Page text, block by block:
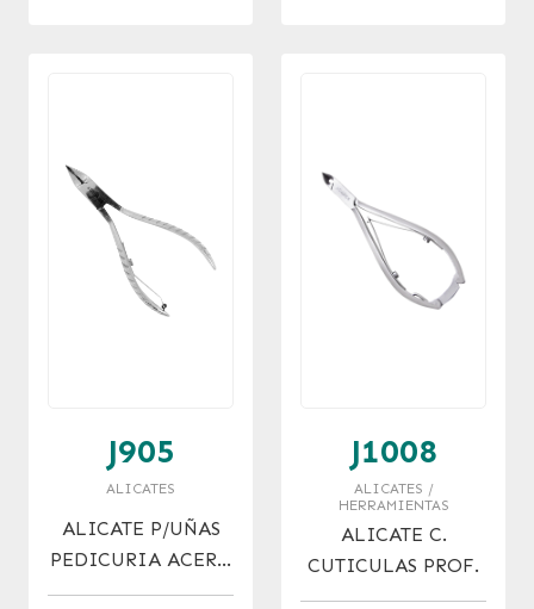
J905
ALICATES
ALICATE P/UÑAS
PEDICURIA ACERO
INOX.
J1008
ALICATES /
HERRAMIENTAS
ALICATE C.
CUTICULAS PROF.